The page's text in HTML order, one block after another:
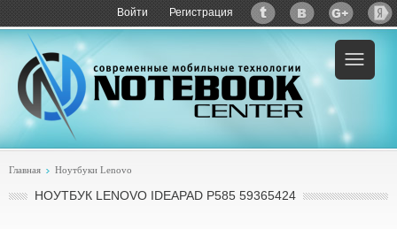
Войти Регистрация
Пример:купить Lenovo IdeaPad P585 59365424
Главная Ноутбуки Lenovo
НОУТБУК LENOVO IDEAPAD P585 59365424